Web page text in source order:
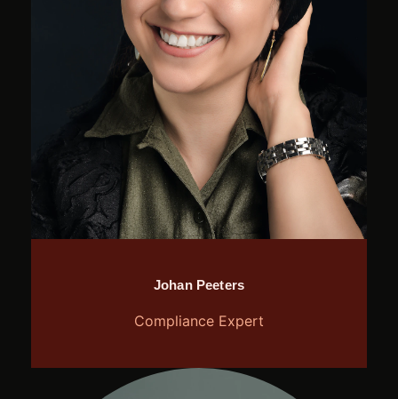
Johan Peeters
Compliance Expert